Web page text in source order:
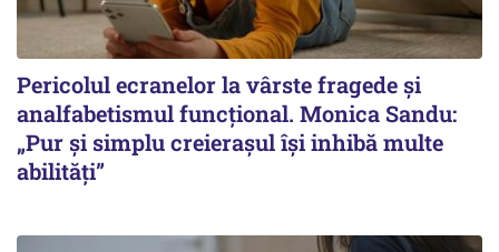
Pericolul ecranelor la vârste fragede și
analfabetismul funcțional. Monica Sandu:
„Pur și simplu creierașul își inhibă multe
abilități”